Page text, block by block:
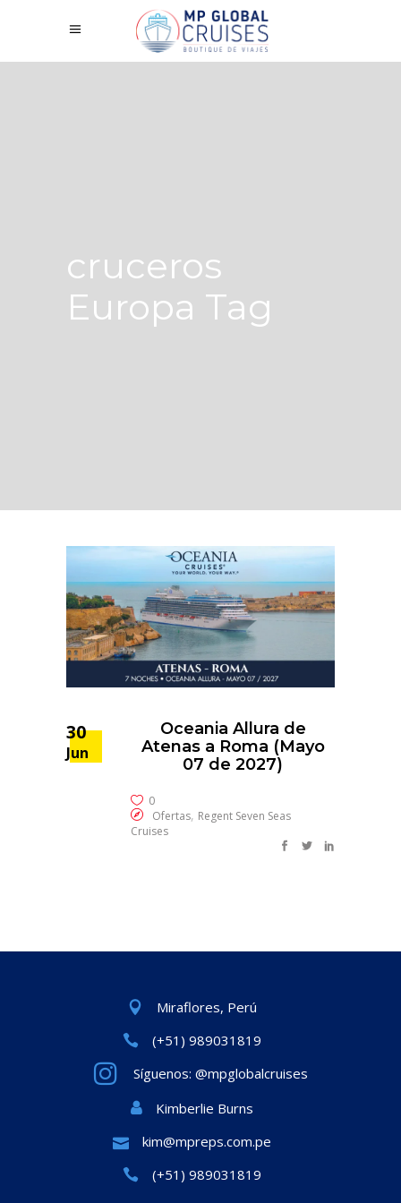
cruceros
Europa Tag
30
Jun
Oceania Allura de
Atenas a Roma (Mayo
07 de 2027)
0
Ofertas, Regent Seven Seas
Cruises
Miraflores, Perú
(+51) 989031819
Síguenos: @mpglobalcruises
Kimberlie Burns
kim@mpreps.com.pe
(+51) 989031819